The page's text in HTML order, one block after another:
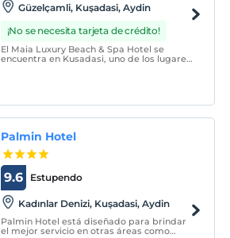
Güzelçamli, Kuşadasi, Aydin
¡No se necesita tarjeta de crédito!
El Maia Luxury Beach & Spa Hotel se
encuentra en Kusadasi, uno de los lugares
Palmin Hotel
Estupendo
9.6
Kadınlar Denizi, Kuşadasi, Aydin
Palmin Hotel está diseñado para brindar
el mejor servicio en otras áreas como